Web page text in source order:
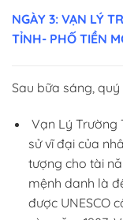
NGÀY 3: VẠN LÝ
TỈNH- PHỐ TIỀN
Sau bữa sáng,
Vạn Lý Trường
sử vĩ đại của
tượng cho tài
mệnh danh là
được UNESCO